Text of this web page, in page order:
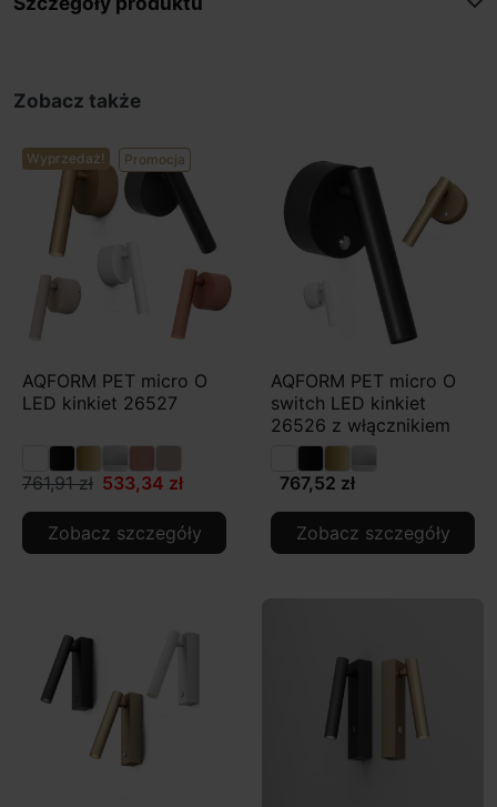
Zobacz także
Wyprzedaż! Promocja
AQFORM PET micro O
LED kinkiet 26527
761,91 zł 533,34 zł
Zobacz szczegóły
AQFORM PET micro O
switch LED kinkiet
26526 z włącznikiem
767,52 zł
Zobacz szczegóły